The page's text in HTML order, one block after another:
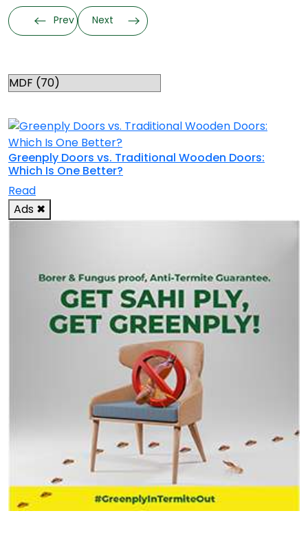
Prev Next
Greenply Doors vs. Traditional Wooden Doors:
Which Is One Better?
Read
Ads ✖